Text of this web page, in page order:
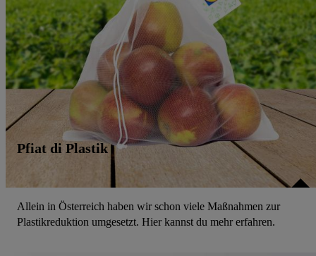
Pfiat di Plastik
Allein in Österreich haben wir schon viele Maßnahmen zur
Plastikreduktion umgesetzt. Hier kannst du mehr erfahren.